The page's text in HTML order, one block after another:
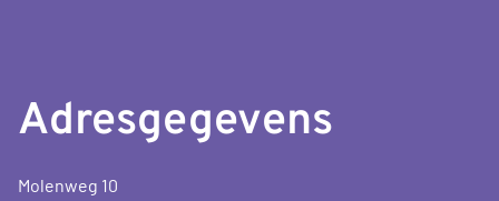
Adresgegevens
Molenweg 10